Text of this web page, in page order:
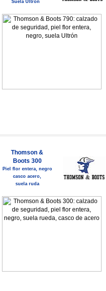
Suela Ultrón
Thomson &
Boots 300
Piel flor entera, negro
casco acero,
suela ruda